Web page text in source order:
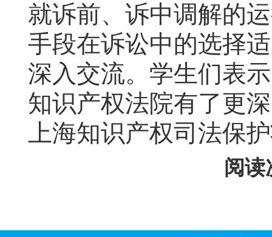
就诉前、诉中调解的
手段在诉讼中的选择
深入交流。学生们表
知识产权法院有了更
上海知识产权司法保
阅读